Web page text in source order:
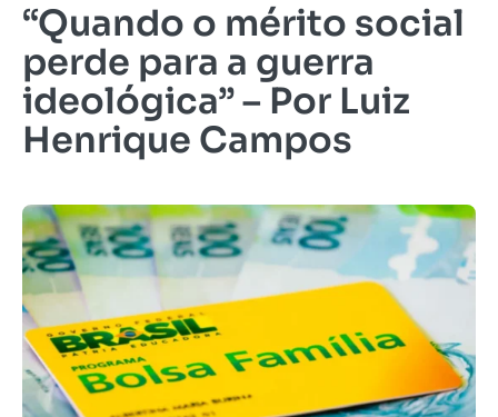
“Quando o mérito social
perde para a guerra
ideológica” – Por Luiz
Henrique Campos